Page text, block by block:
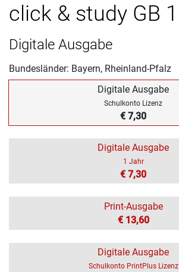
click & study GB 1
Digitale Ausgabe
Bundesländer: Bayern, Rheinland-Pfalz
Digitale Ausgabe
Schulkonto Lizenz
€ 7,30
Digitale Ausgabe
1 Jahr
€ 7,30
Print-Ausgabe
€ 13,60
Digitale Ausgabe
Schulkonto PrintPlus Lizenz